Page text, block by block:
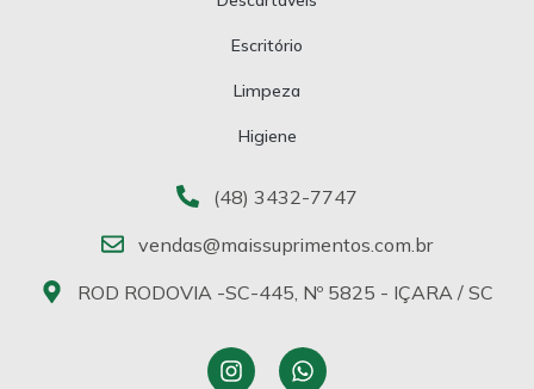
Escritório
Limpeza
Higiene
(48) 3432-7747
vendas@maissuprimentos.com.br
ROD RODOVIA -SC-445, Nº 5825 - IÇARA / SC